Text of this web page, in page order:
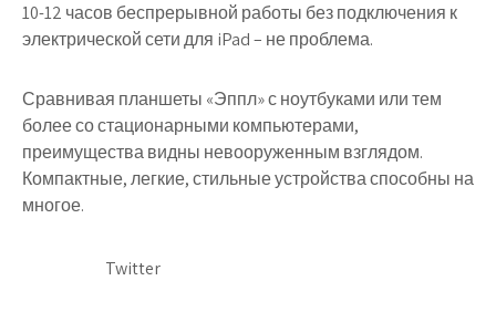
10-12 часов беспрерывной работы без подключения к
электрической сети для iPad – не проблема.
Сравнивая планшеты «Эппл» с ноутбуками или тем
более со стационарными компьютерами,
преимущества видны невооруженным взглядом.
Компактные, легкие, стильные устройства способны на
многое.
Twitter